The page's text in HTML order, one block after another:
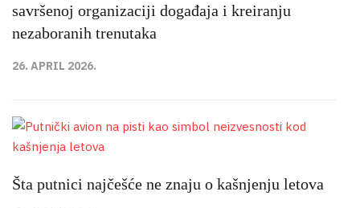
savršenoj organizaciji događaja i kreiranju
nezaboranih trenutaka
26. APRIL 2026.
Šta putnici najčešće ne znaju o kašnjenju letova